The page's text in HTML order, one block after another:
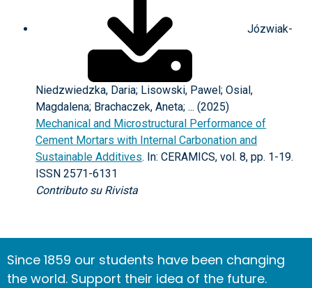
Józwiak-
Niedzwiedzka, Daria; Lisowski, Pawel; Osial,
Magdalena; Brachaczek, Aneta; ... (2025)
Mechanical and Microstructural Performance of
Cement Mortars with Internal Carbonation and
Sustainable Additives. In: CERAMICS, vol. 8, pp. 1-19.
ISSN 2571-6131
Contributo su Rivista
Since 1859 our students have been changing
the world. Support their idea of the future.